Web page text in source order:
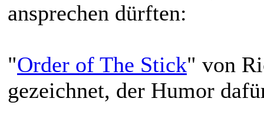
ansprechen dürften:
"Order of The Stick" von
gezeichnet, der Humor